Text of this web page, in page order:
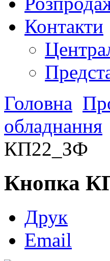
Контакти
Головна
обладнання
КП22_ЗФ
Кнопка
Друк
Email